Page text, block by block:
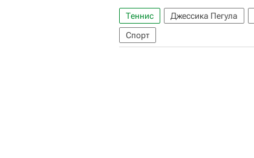
Теннис Джессика Пегула
Спорт